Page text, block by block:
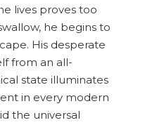
lives proves too
he begins to
His desperate
from an all-
state illuminates
in every modern
the universal